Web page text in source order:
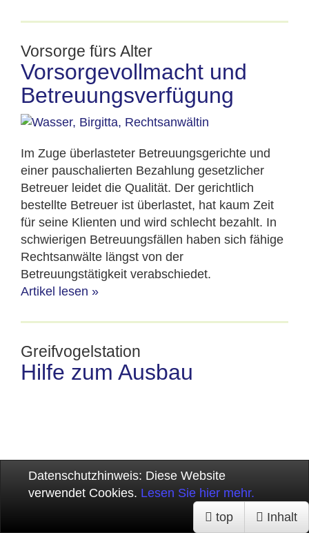
top Inhalt
Vorsorge fürs Alter
Vorsorgevollmacht und
Betreuungsverfügung
Im Zuge überlasteter Betreuungsgerichte und
einer pauschalierten Bezahlung gesetzlicher
Betreuer leidet die Qualität. Der gerichtlich
bestellte Betreuer ist überlastet, hat kaum Zeit
für seine Klienten und wird schlecht bezahlt. In
schwierigen Betreuungsfällen haben sich fähige
Rechtsanwälte längst von der
Betreuungstätigkeit verabschiedet.
Artikel lesen »
Greifvogelstation
Hilfe zum Ausbau
Datenschutzhinweis: Diese Website
verwendet Cookies. Lesen Sie hier mehr.
Verstanden!